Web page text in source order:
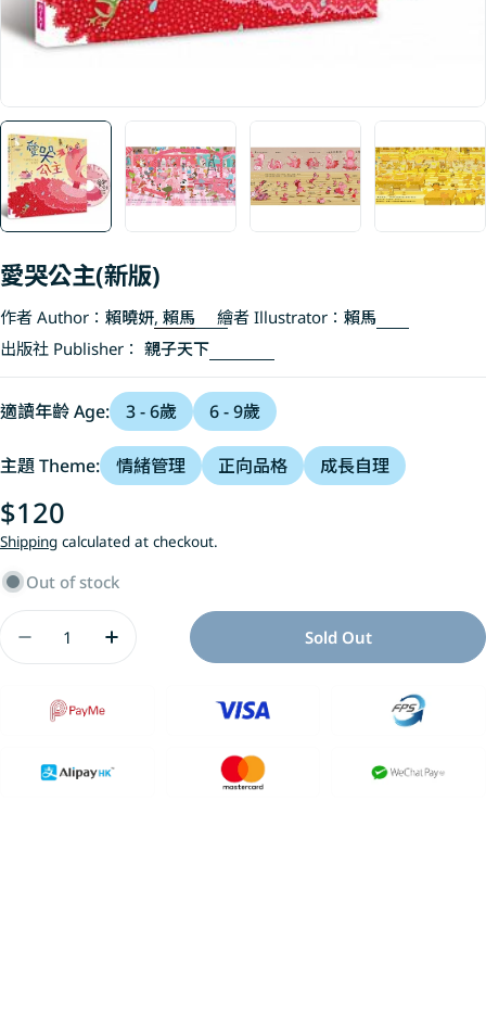
愛哭公主(新版)
作者 Author： 賴曉妍, 賴馬 繪者 Illustrator： 賴馬
出版社 Publisher： 親子天下
適讀年齡 Age: 3 - 6歲 6 - 9歲
主題 Theme: 情緒管理 正向品格 成長自理
Regular
price
$120
Shipping calculated at checkout.
Out of stock
Decrease Quantity For 愛哭公主(新版)
Increase Quantity For 愛哭公主(新版)
Sold Out